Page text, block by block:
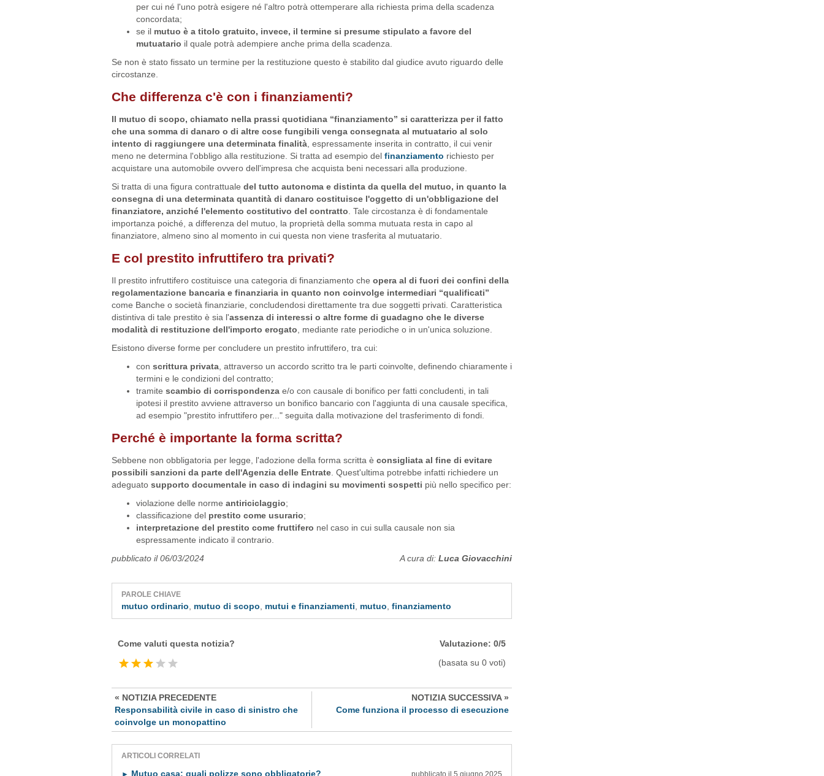
per cui né l'uno potrà esigere né l'altro potrà ottemperare alla richiesta prima della scadenza
concordata;
se il mutuo è a titolo gratuito, invece, il termine si presume stipulato a favore del
mutuatario il quale potrà adempiere anche prima della scadenza.
Se non è stato fissato un termine per la restituzione questo è stabilito dal giudice avuto riguardo delle
circostanze.
Che differenza c'è con i finanziamenti?
Il mutuo di scopo, chiamato nella prassi quotidiana “finanziamento” si caratterizza per il fatto
che una somma di danaro o di altre cose fungibili venga consegnata al mutuatario al solo
intento di raggiungere una determinata finalità , espressamente inserita in contratto, il cui venir
meno ne determina l'obbligo alla restituzione. Si tratta ad esempio del finanziamento richiesto per
acquistare una automobile ovvero dell'impresa che acquista beni necessari alla produzione.
Si tratta di una figura contrattuale del tutto autonoma e distinta da quella del mutuo, in quanto la
consegna di una determinata quantità di danaro costituisce l'oggetto di un'obbligazione del
finanziatore, anziché l'elemento costitutivo del contratto . Tale circostanza è di fondamentale
importanza poiché, a differenza del mutuo, la proprietà della somma mutuata resta in capo al
finanziatore, almeno sino al momento in cui questa non viene trasferita al mutuatario.
E col prestito infruttifero tra privati?
Il prestito infruttifero costituisce una categoria di finanziamento che opera al di fuori dei confini della
regolamentazione bancaria e finanziaria in quanto non coinvolge intermediari “qualificati”
come Banche o società finanziarie, concludendosi direttamente tra due soggetti privati. Caratteristica
distintiva di tale prestito è sia l'assenza di interessi o altre forme di guadagno che le diverse
modalità di restituzione dell'importo erogato , mediante rate periodiche o in un'unica soluzione.
Esistono diverse forme per concludere un prestito infruttifero, tra cui:
con scrittura privata , attraverso un accordo scritto tra le parti coinvolte, definendo chiaramente i
termini e le condizioni del contratto;
tramite scambio di corrispondenza e/o con causale di bonifico per fatti concludenti, in tali
ipotesi il prestito avviene attraverso un bonifico bancario con l'aggiunta di una causale specifica,
ad esempio "prestito infruttifero per..." seguita dalla motivazione del trasferimento di fondi.
Perché è importante la forma scritta?
Sebbene non obbligatoria per legge, l'adozione della forma scritta è consigliata al fine di evitare
possibili sanzioni da parte dell'Agenzia delle Entrate . Quest'ultima potrebbe infatti richiedere un
adeguato supporto documentale in caso di indagini su movimenti sospetti più nello specifico per:
violazione delle norme antiriciclaggio;
classificazione del prestito come usurario;
interpretazione del prestito come fruttifero nel caso in cui sulla causale non sia
espressamente indicato il contrario.
pubblicato il 06/03/2024
A cura di:Luca Giovacchini
PAROLE CHIAVE
mutuo ordinario mutuo di scopo mutui e finanziamenti mutuo finanziamento
Come valuti questa notizia?
Valutazione: 0/5
(basata su 0 voti)
« NOTIZIA PRECEDENTE
Responsabilità civile in caso di sinistro che
coinvolge un monopattino
NOTIZIA SUCCESSIVA »
Come funziona il processo di esecuzione
ARTICOLI CORRELATI
► Mutuo casa: quali polizze sono obbligatorie? pubblicato il 5 giugno 2025